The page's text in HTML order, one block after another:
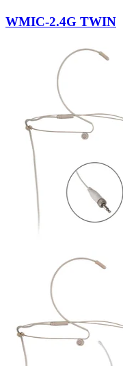
WMIC-2.4G TWIN